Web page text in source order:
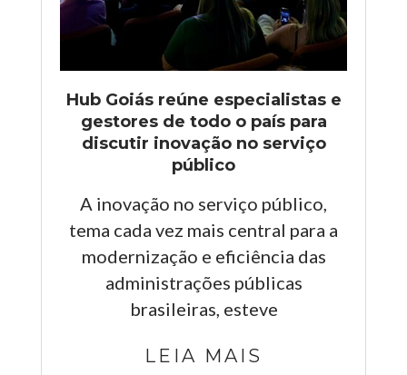
Hub Goiás reúne especialistas e
gestores de todo o país para
discutir inovação no serviço
público
A inovação no serviço público,
tema cada vez mais central para a
modernização e eficiência das
administrações públicas
brasileiras, esteve
LEIA MAIS